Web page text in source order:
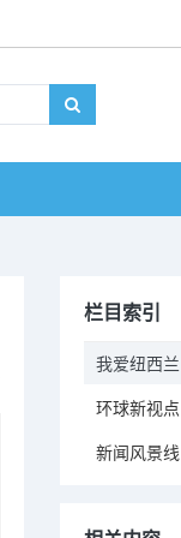
栏目索引
我爱纽西兰
环球新视点
新闻风景线